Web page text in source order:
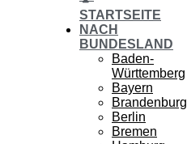
STARTSEITE
NACH
BUNDESLAND
Baden-
Württemberg
Bayern
Brandenburg
Berlin
Bremen